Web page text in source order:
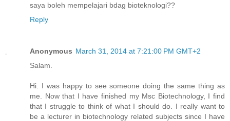
saya boleh mempelajari bdag bioteknologi??
Reply
Anonymous March 31, 2014 at 7:21:00 PM GMT+2
Salam.
Hi. I was happy to see someone doing the same thing as
me. Now that I have finished my Msc Biotechnology, I find
that I struggle to think of what I should do. I really want to
be a lecturer in biotechnology related subjects since I have